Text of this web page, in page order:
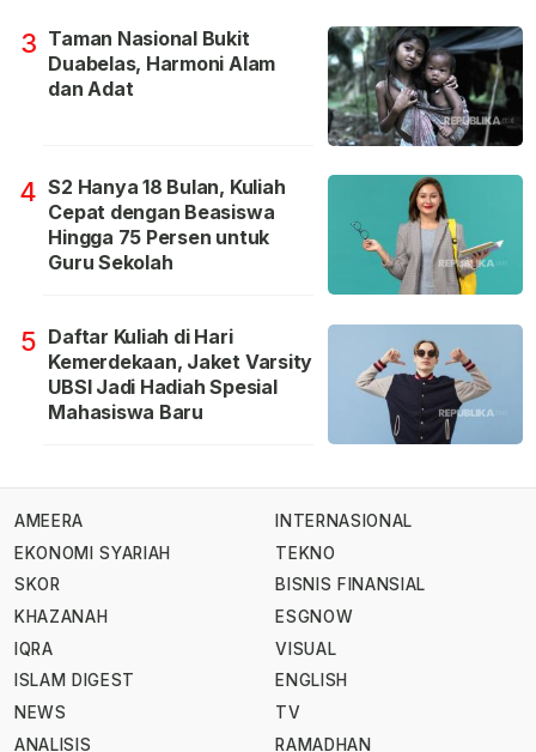
3 Taman Nasional Bukit
Duabelas, Harmoni Alam
dan Adat
4 S2 Hanya 18 Bulan, Kuliah
Cepat dengan Beasiswa
Hingga 75 Persen untuk
Guru Sekolah
5 Daftar Kuliah di Hari
Kemerdekaan, Jaket Varsity
UBSI Jadi Hadiah Spesial
Mahasiswa Baru
AMEERA
EKONOMI SYARIAH
SKOR
KHAZANAH
IQRA
ISLAM DIGEST
NEWS
ANALISIS
INTERNASIONAL
TEKNO
BISNIS FINANSIAL
ESGNOW
VISUAL
ENGLISH
TV
RAMADHAN